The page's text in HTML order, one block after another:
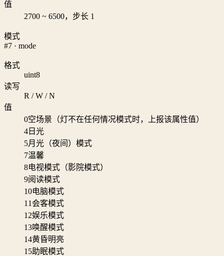
值
2700 ~ 6500，步长 1
模式
#7 · mode
格式
uint8
读写
R / W / N
值
0空场景（灯不在任何情况模式时，上报该属性值）
4 日光
5月光（夜间）模式
7温馨
8电视模式（影院模式）
9阅读模式
10电脑模式
11 会客模式
12娱乐模式
13唤醒模式
14黄昏明亮
15助眠模式